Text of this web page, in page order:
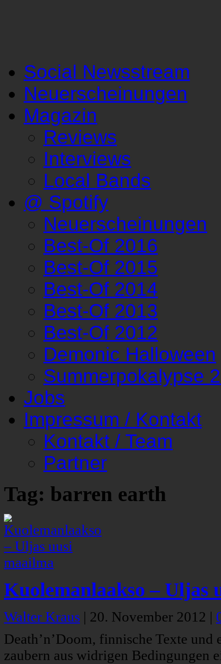
Social Newsstream
Neuerscheinungen
Magazin
Reviews
Interviews
Local Bands
@ Spotify
Neuerscheinungen
Best-Of 2016
Best-Of 2015
Best-Of 2014
Best-Of 2013
Best-Of 2012
Demonic Halloween
Summerpokalypse
Jobs
Impressum / Kontakt
Kontakt / Team
Partner
Tag: barren earth
Kuolemanlaakso – Uljas
Walter Kraus | 20. November 2012 |
Death’n’Doom, finnische Texte
zaubern aus widrigen Bedingungen